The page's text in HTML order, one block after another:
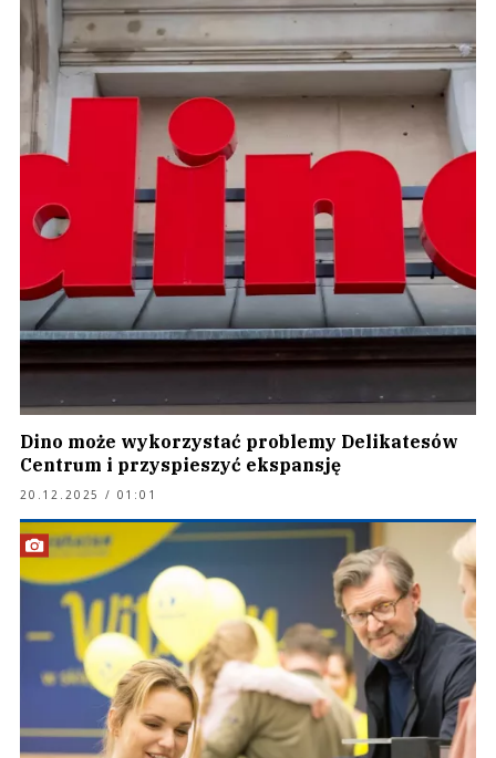
Dino może wykorzystać problemy Delikatesów
Centrum i przyspieszyć ekspansję
20.12.2025 / 01:01